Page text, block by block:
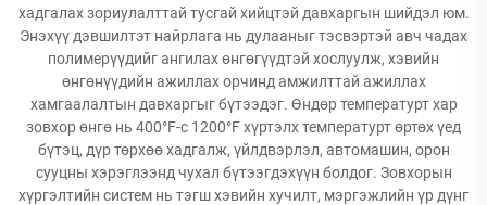
хадгалах зориулалттай тусгай хийцтэй давхаргын шийдэл юм.
Энэхүү дэвшилтэт найрлага нь дулааныг тэсвэртэй авч чадах
полимерүүдийг ангилах өнгөгүүдтэй хослуулж, хэвийн
өнгөнүүдийн ажиллах орчинд амжилттай ажиллах
хамгаалалтын давхаргыг бүтээдэг. Өндөр температурт хар
зовхор өнгө нь 400°F-с 1200°F хүртэлх температурт өртөх үед
бүтэц, дүр төрхөө хадгалж, үйлдвэрлэл, автомашин, орон
сууцны хэрэглээнд чухал бүтээгдэхүүн болдог. Зовхорын
хүргэлтийн систем нь тэгш хэвийн хучилт, мэргэжлийн үр дүнг